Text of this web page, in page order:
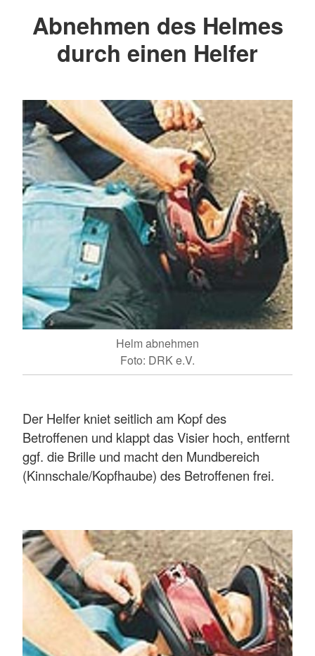
Abnehmen des Helmes
durch einen Helfer
Helm abnehmen
Foto: DRK e.V.
Der Helfer kniet seitlich am Kopf des
Betroffenen und klappt das Visier hoch, entfernt
ggf. die Brille und macht den Mundbereich
(Kinnschale/Kopfhaube) des Betroffenen frei.